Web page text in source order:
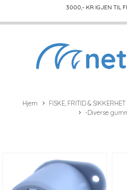
3000,- KR IGJEN TIL
Hjem FISKE, FRITID & SIKKERHET
-Diverse